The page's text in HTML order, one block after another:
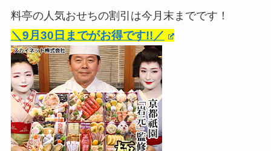
料亭の人気おせちの割引は今月末までです！
＼9月30日までがお得です!!／